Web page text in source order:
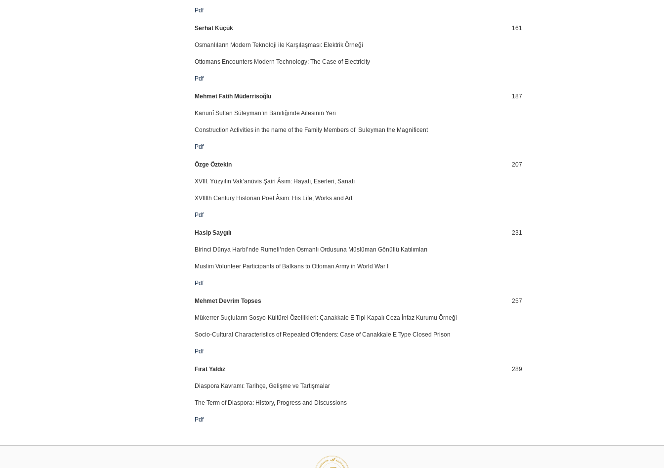
Pdf
Serhat Küçük
Osmanlıların Modern Teknoloji ile Karşılaşması: Elektrik Örneği
Ottomans Encounters Modern Technology: The Case of Electricity
Pdf
161
Mehmet Fatih Müderrisoğlu
Kanunî Sultan Süleyman’ın Baniliğinde Ailesinin Yeri
Construction Activities in the name of the Family Members of Suleyman the Magnificent
Pdf
187
Özge Öztekin
XVIII. Yüzyılın Vak’anüvis Şairi Âsım: Hayatı, Eserleri, Sanatı
XVIIIth Century Historian Poet Âsım: His Life, Works and Art
Pdf
207
Hasip Saygılı
Birinci Dünya Harbi’nde Rumeli’nden Osmanlı Ordusuna Müslüman Gönüllü Katılımları
Muslim Volunteer Participants of Balkans to Ottoman Army in World War I
Pdf
231
Mehmet Devrim Topses
Mükerrer Suçluların Sosyo-Kültürel Özellikleri: Çanakkale E Tipi Kapalı Ceza İnfaz Kurumu Örneği
Socio-Cultural Characteristics of Repeated Offenders: Case of Canakkale E Type Closed Prison
Pdf
257
Fırat Yaldız
Diaspora Kavramı: Tarihçe, Gelişme ve Tartışmalar
The Term of Diaspora: History, Progress and Discussions
Pdf
289